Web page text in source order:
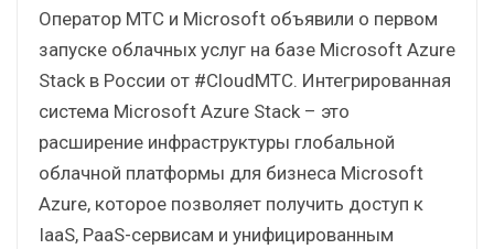
Оператор МТС и Microsoft объявили о первом
запуске облачных услуг на базе Microsoft Azure
Stack в России от #CloudМТС. Интегрированная
система Microsoft Azure Stack – это
расширение инфраструктуры глобальной
облачной платформы для бизнеса Microsoft
Azure, которое позволяет получить доступ к
IaaS, PaaS-сервисам и унифицированным